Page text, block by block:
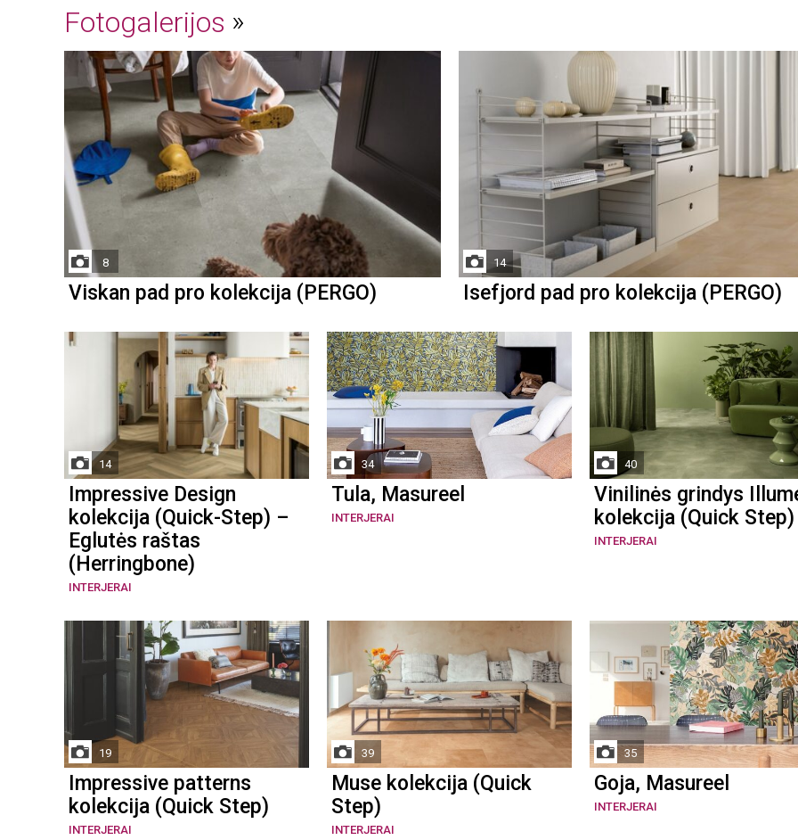
Fotogalerijos
8
Viskan pad pro kolekcija (PERGO)
14
Isefjord pad pro kolekcija (PERGO)
14
Impressive Design
kolekcija (Quick-Step) –
Eglutės raštas
(Herringbone)
INTERJERAI
34
Tula, Masureel
INTERJERAI
40
Vinilinės grindys
kolekcija (Quick Step)
INTERJERAI
19
Impressive patterns
kolekcija (Quick Step)
INTERJERAI
39
Muse kolekcija (Quick
Step)
INTERJERAI
35
Goja, Masureel
INTERJERAI